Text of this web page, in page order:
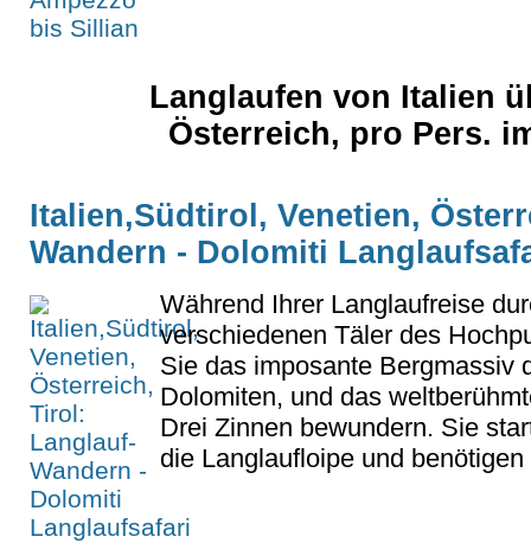
Langlaufen von Italien
Österreich, pro Pers.
Italien,Südtirol, Venetien,
Wandern - Dolomiti
Während Ihrer Langlaufreise
verschiedenen Täler des
Sie das imposante Bergmassiv
Dolomiten, und das
Drei Zinnen bewundern. Sie
die Langlaufloipe und